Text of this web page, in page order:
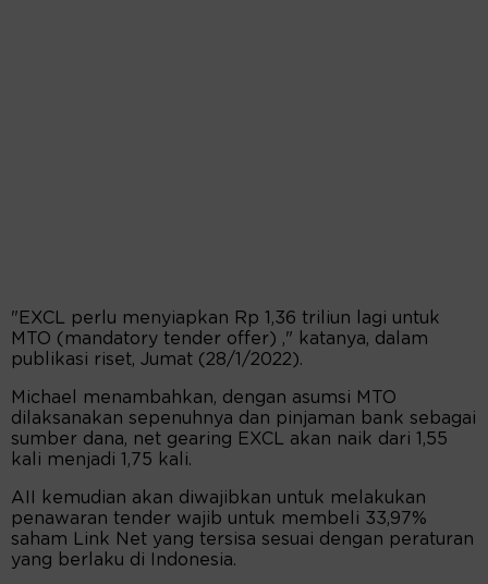
"EXCL perlu menyiapkan Rp 1,36 triliun lagi untuk
MTO (mandatory tender offer) ," katanya, dalam
publikasi riset, Jumat (28/1/2022).
Michael menambahkan, dengan asumsi MTO
dilaksanakan sepenuhnya dan pinjaman bank sebagai
sumber dana, net gearing EXCL akan naik dari 1,55
kali menjadi 1,75 kali.
AII kemudian akan diwajibkan untuk melakukan
penawaran tender wajib untuk membeli 33,97%
saham Link Net yang tersisa sesuai dengan peraturan
yang berlaku di Indonesia.